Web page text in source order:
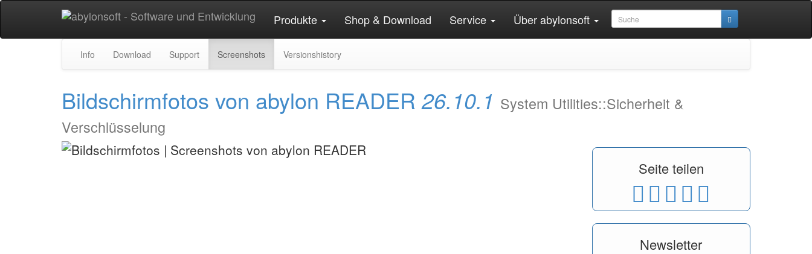
Produkte Shop & Download Service Über abylonsoft
Info Download Support Screenshots Versionshistory
Bildschirmfotos von abylon READER 26.10.1 System Utilities::Sicherheit &
Verschlüsselung
Seite teilen
Newsletter